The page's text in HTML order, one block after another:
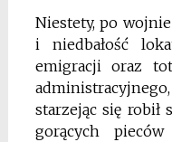
Niestety, po
i niedbałość
emigracji oraz
starzejąc się
gorących